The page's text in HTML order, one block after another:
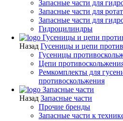
Запасные части для
Запасные части для
Запасные части для
Гидроцилиндры
Гусеницы и цепи
Назад Гусеницы и цепи
Гусеницы
Цепи
Ремкомплекты для
противоскольжения
Запасные части
Назад Запасные части
Прочие бренды
Запасные части к